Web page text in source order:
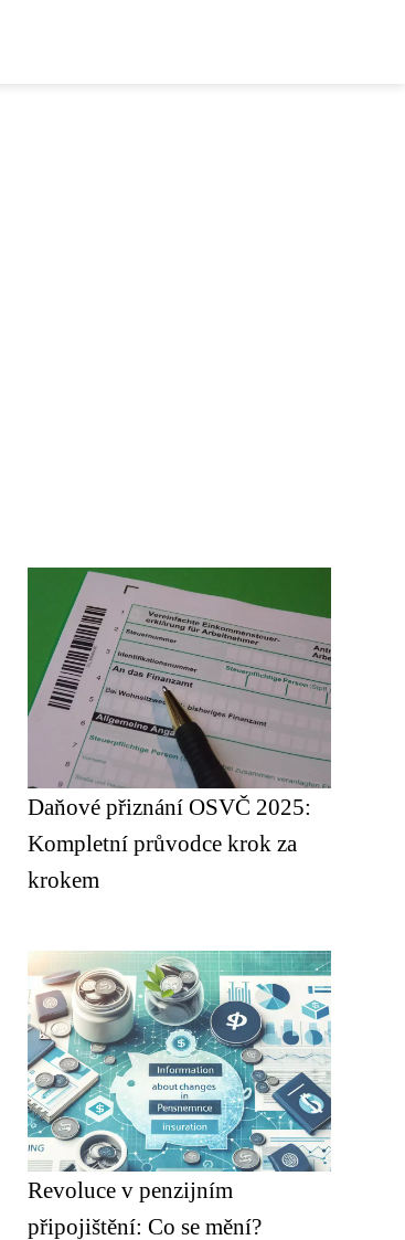
Daňové přiznání OSVČ 2025:
Kompletní průvodce krok za
krokem
Revoluce v penzijním
připojištění: Co se mění?